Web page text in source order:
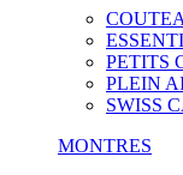
PETITS
PLEIN
SWISS
MONTRES